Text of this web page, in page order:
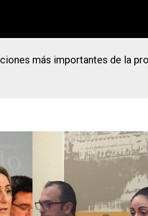
más importantes de la